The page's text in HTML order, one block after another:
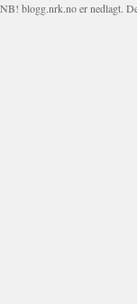
NB! blogg.nrk.no er nedlagt.